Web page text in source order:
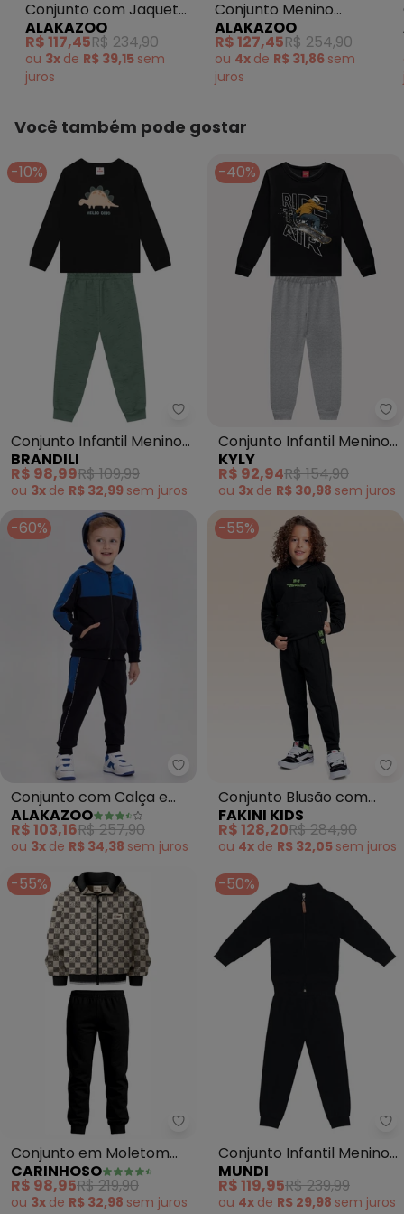
Conjunto com Jaqueta
e Calça em Malha
Preto
ALAKAZOO
R$ 117,45R$ 234,90
ou 3x de R$ 39,15 sem
juros
Conjunto Menino
Infantil em Malha
Xadrez Preto
ALAKAZOO
R$ 127,45R$ 254,90
ou 4x de R$ 31,86 sem
juros
Você também pode gostar
-10%
Brandili - Conjunto Infantil
Conjunto Infantil Menino
de Dinossauro (Preto)
BRANDILI
R$ 98,99R$ 109,99
ou 3x de R$ 32,99 sem juros
-40%
Conjunto Infantil Menino
em Algodão (Preto)
KYLY
R$ 92,94R$ 154,90
ou 3x de R$ 30,98 sem juros
-60%
Alakazoo - Conjunto com
Conjunto com Calça e
Jaqueta de Zíper (Preto)
ALAKAZOO
R$ 103,16R$ 257,90
ou 3x de R$ 34,38 sem juros
-55%
Conjunto Blusão com
Capuz e Calça (Preto)
FAKINI KIDS
R$ 128,20R$ 284,90
ou 4x de R$ 32,05 sem juros
-55%
Carinhoso - Conjunto em
Conjunto em Moletom
Quadriculado (Preto)
CARINHOSO
R$ 98,95R$ 219,90
ou 3x de R$ 32,98 sem juros
-50%
Conjunto Infantil Menino
em Cotelê (Preto)
MUNDI
R$ 119,95R$ 239,99
ou 4x de R$ 29,98 sem juros